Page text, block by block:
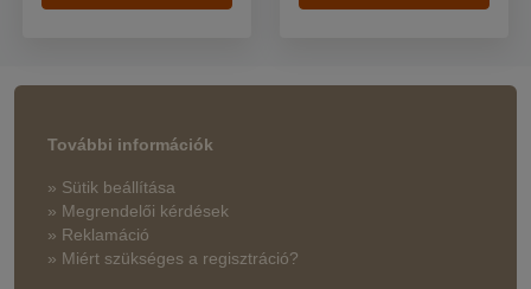
További információk
» Sütik beállítása
» Megrendelői kérdések
» Reklamáció
» Miért szükséges a regisztráció?